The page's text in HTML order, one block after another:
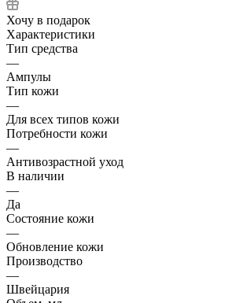
Хочу в подарок
Характеристики
Тип средства
—
Ампулы
Тип кожи
—
Для всех типов кожи
Потребности кожи
—
Антивозрастной уход
В наличии
—
Да
Состояние кожи
—
Обновление кожи
Производство
—
Швейцария